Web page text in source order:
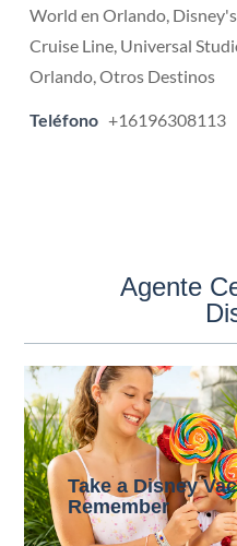
World en Orlando,
Cruise Line, Universal
Orlando, Otros Destinos
Teléfono +16196308113